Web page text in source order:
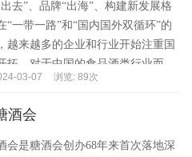
去”、品牌“出海”、构建新发展格
一带一路”和“国内国外双循环”的
越来越多的企业和行业开始注重国
拓。对于中国的食品酒类行业而
届全国糖酒商品交易会为行业探
03-07 浏览: 89次
酒会
会是糖酒会创办68年来首次落地深